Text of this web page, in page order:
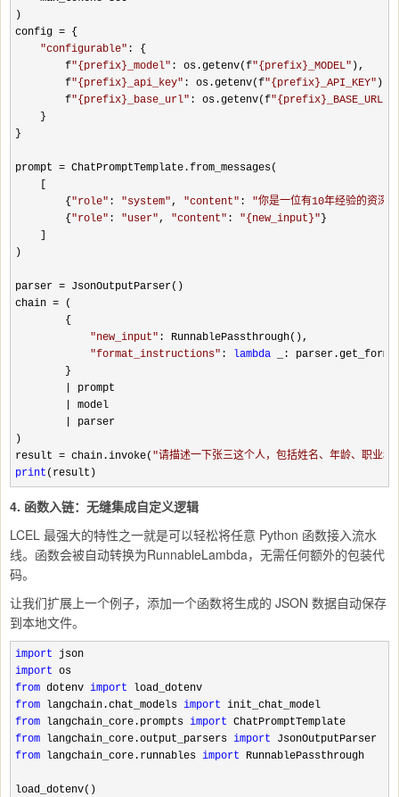
)
config = {
"configurable" : {
        f
"{prefix}_model" : os.getenv(f"{prefix}_MODEL" ),
        f
"{prefix}_api_key" : os.getenv(f"{prefix}_API_KEY" ),
        f
"{prefix}_base_url" : os.getenv(f"{prefix}_BASE_URL
    }
}
prompt = ChatPromptTemplate.from_messages(
        {
"role" : "system", "content" : "你是一位有10年经验的资
        {
"role" : "user", "content" : "{new_input}" }
)
parser = JsonOutputParser()
chain = (
        {
"new_input" : RunnablePassthrough(),
"format_instructions" : lambda _:
        }
prompt
model
parser
)
result = chain.invoke( "请描述一下张三这个人，包括姓名、年龄、职业和
print (result)
4. 函数入链：无缝集成自定义逻辑
LCEL 最强大的特性之一就是可以轻松将任意 Python 函数接入流水
线。函数会被自动转换为RunnableLambda，无需任何额外的包装代
码。
让我们扩展上一个例子，添加一个函数将生成的 JSON 数据自动保存
到本地文件。
import
import
from dotenv import
from langchain.chat_models import
from langchain_core.prompts import
from langchain_core.output_parsers import
from langchain_core.runnables import RunnablePassthrough
load_dotenv()